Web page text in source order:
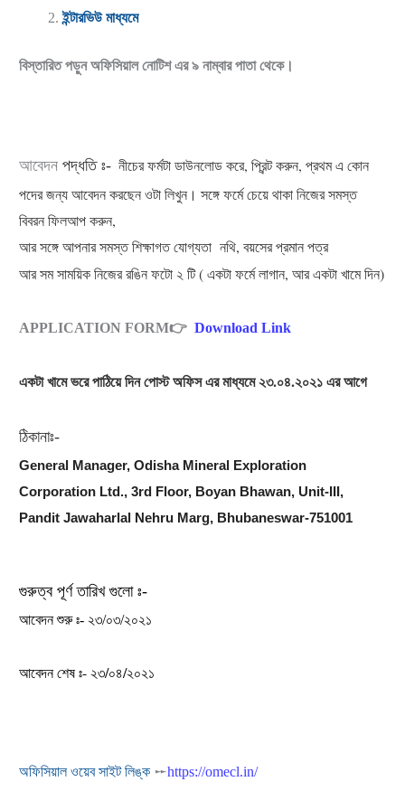
ইন্টারভিউ মাধ্যমে
বিস্তারিত পড়ুন অফিসিয়াল নোটিশ এর ৯ নাম্বার পাতা থেকে।
আবেদনপদ্ধতি ঃ- নীচের ফর্মটা ডাউনলোড করে, প্রিন্ট করুন, প্রথম এ কোন
পদের জন্য আবেদন করছেন ওটা লিখুন। সঙ্গে ফর্মে চেয়ে থাকা নিজের সমস্ত
বিবরন ফিলআপ করুন,
আর সঙ্গে আপনার সমস্ত শিক্ষাগত যোগ্যতা নথি, বয়সের প্রমান পত্র
আর সম সাময়িক নিজের রঙিন ফটো ২ টি ( একটা ফর্মে লাগান, আর একটা খামে দিন)
APPLICATION FORM👉Download Link
একটা খামে ভরে পাঠিয়ে দিন পোস্ট অফিস এর মাধ্যমে ২৩.০৪.২০২১ এর আগে
ঠিকানাঃ-
General Manager, Odisha Mineral Exploration
Corporation Ltd., 3rd Floor, Boyan Bhawan, Unit-III,
Pandit Jawaharlal Nehru Marg, Bhubaneswar-751001
গুরুত্ব পূর্ণ তারিখ গুলো ঃ-
আবেদন শুরু ঃ- ২৩/০৩/২০২১
আবেদন শেষ ঃ- ২৩/০৪/২০২১
অফিসিয়াল ওয়েব সাইট লিঙ্ক 𒐀https://omecl.in/